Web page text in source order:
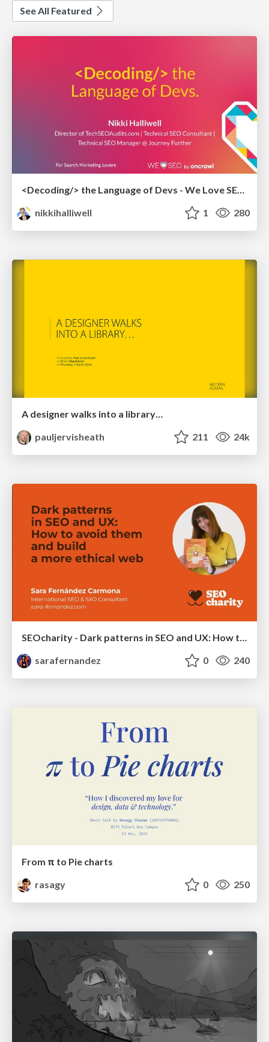
See All Featured
<Decoding/> the Language of Devs - We Love SEO 2024
nikkihalliwell
1 280
A designer walks into a library…
pauljervisheath
211 24k
SEOcharity - Dark patterns in SEO and UX: How to avoid them and build a more ethical web
sarafernandez
0 240
From π to Pie charts
rasagy
0 250